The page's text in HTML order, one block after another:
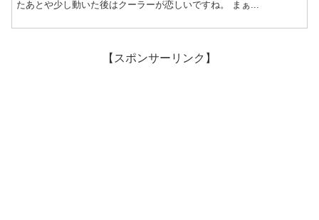
たあとや少し動いた後はクーラーが恋しいですね。 まぁ...
【スポンサーリンク】